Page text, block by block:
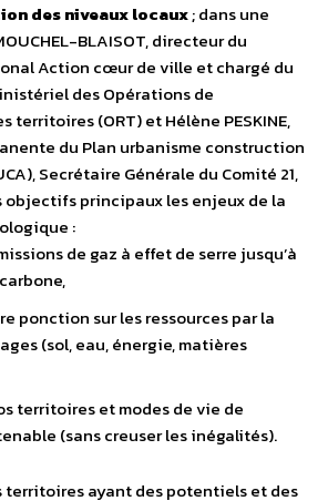
des niveaux locaux; dans une
BLAISOT, directeur du
Action cœur de ville et chargé du
des Opérations de
territoires (ORT) et Hélène PESKINE,
du Plan urbanisme construction
Secrétaire Générale du Comité 21,
objectifs principaux les enjeux de la
:
de gaz à effet de serre jusqu’à
ponction sur les ressources par la
(sol, eau, énergie, matières
territoires et modes de vie de
(sans creuser les inégalités).
territoires ayant des potentiels et des